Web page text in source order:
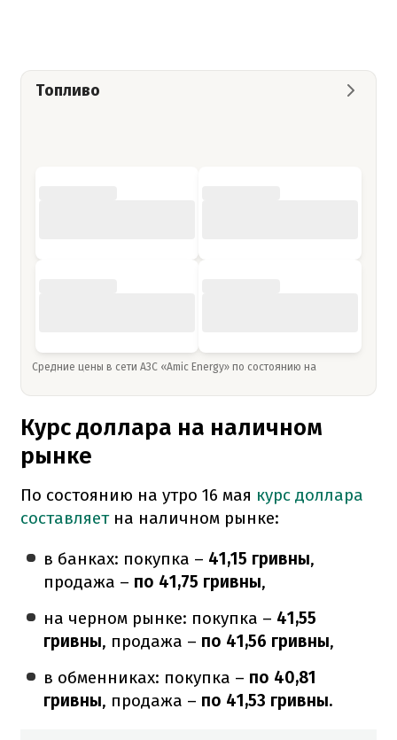
Топливо
Средние цены в сети АЗС «Amic Energy» по состоянию на
Курс доллара на наличном
рынке
По состоянию на утро 16 мая курс доллара
составляетна наличном рынке:
в банках: покупка – 41,15 гривны,
продажа – по 41,75 гривны,
на черном рынке: покупка – 41,55
гривны, продажа – по 41,56 гривны,
в обменниках: покупка – по 40,81
гривны, продажа – по 41,53 гривны.